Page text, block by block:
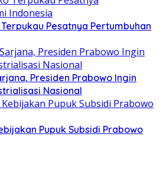
Pesatnya Pertumbuhan
Presiden Prabowo Ingin
Nasional
Pupuk Subsidi Prabowo